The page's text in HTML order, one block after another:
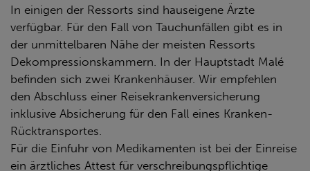
In einigen der Ressorts sind hauseigene Ärzte
verfügbar. Für den Fall von Tauchunfällen gibt es in
der unmittelbaren Nähe der meisten Ressorts
Dekompressionskammern. In der Hauptstadt Malé
befinden sich zwei Krankenhäuser. Wir empfehlen
den Abschluss einer Reisekrankenversicherung
inklusive Absicherung für den Fall eines Kranken-
Rücktransportes.
Für die Einfuhr von Medikamenten ist bei der Einreise
ein ärztliches Attest für verschreibungspflichtige